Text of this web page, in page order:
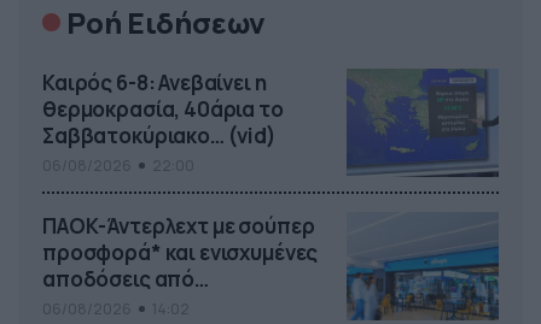
Ροή Ειδήσεων
Καιρός 6-8: Ανεβαίνει η
θερμοκρασία, 40άρια το
Σαββατοκύριακο… (vid)
ΠΑΟΚ-Άντερλεχτ με σούπερ
προσφορά* και ενισχυμένες
αποδόσεις από
το Pamestoixima.gr